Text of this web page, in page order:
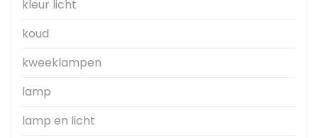
kleur licht
koud
kweeklampen
lamp
lamp en licht